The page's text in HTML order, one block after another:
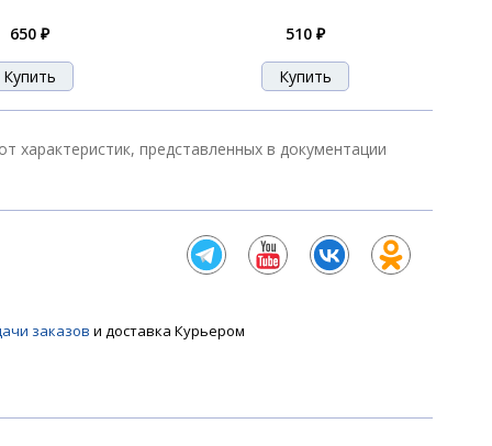
650 ₽ 510 ₽
характеристик, представленных в документации
заказов и доставка Курьером